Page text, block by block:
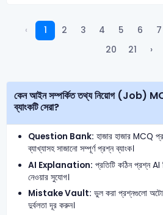
‹ 1 2 3 4 5 6 7
20
21 ›
কেন আইন সম্পর্কিত তথ্য নিয়োগ (Job) MCQ (বহুনির্বাচনী) প্রশ্ন
ব্যাংকটি সেরা?
Question Bank: হাজার হাজার MCQ
ব্যাখ্যাসহ সাজানো সম্পূর্ণ প্রশ্ন ব্যাংক।
AI Explanation: প্রতিটি কঠিন প্রশ্ন AI
নেওয়ার সুযোগ।
Mistake Vault: ভুল করা প্রশ্নগুলো অটো
দুর্বলতা দূর করুন।